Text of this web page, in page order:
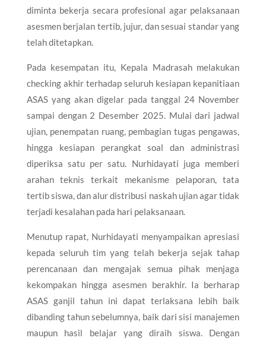
diminta bekerja secara profesional agar pelaksanaan
asesmen berjalan tertib, jujur, dan sesuai standar yang
telah ditetapkan.
Pada kesempatan itu, Kepala Madrasah melakukan
checking akhir terhadap seluruh kesiapan kepanitiaan
ASAS yang akan digelar pada tanggal 24 November
sampai dengan 2 Desember 2025. Mulai dari jadwal
ujian, penempatan ruang, pembagian tugas pengawas,
hingga kesiapan perangkat soal dan administrasi
diperiksa satu per satu. Nurhidayati juga memberi
arahan teknis terkait mekanisme pelaporan, tata
tertib siswa, dan alur distribusi naskah ujian agar tidak
terjadi kesalahan pada hari pelaksanaan.
Menutup rapat, Nurhidayati menyampaikan apresiasi
kepada seluruh tim yang telah bekerja sejak tahap
perencanaan dan mengajak semua pihak menjaga
kekompakan hingga asesmen berakhir. Ia berharap
ASAS ganjil tahun ini dapat terlaksana lebih baik
dibanding tahun sebelumnya, baik dari sisi manajemen
maupun hasil belajar yang diraih siswa. Dengan